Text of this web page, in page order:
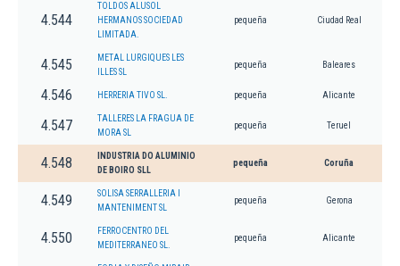
4.544
TOLDOS ALUSOL
HERMANOS SOCIEDAD
LIMITADA.
pequeña Ciudad Real
4.545
METAL LURGIQUES LES
ILLES SL
pequeña Baleares
4.546 HERRERIA TIVO SL. pequeña Alicante
4.547
TALLERES LA FRAGUA DE
MORA SL
pequeña Teruel
4.548
INDUSTRIA DO ALUMINIO
DE BOIRO SLL
pequeña Coruña
4.549
SOLISA SERRALLERIA I
MANTENIMENT SL
pequeña Gerona
4.550
FERROCENTRO DEL
MEDITERRANEO SL.
pequeña Alicante